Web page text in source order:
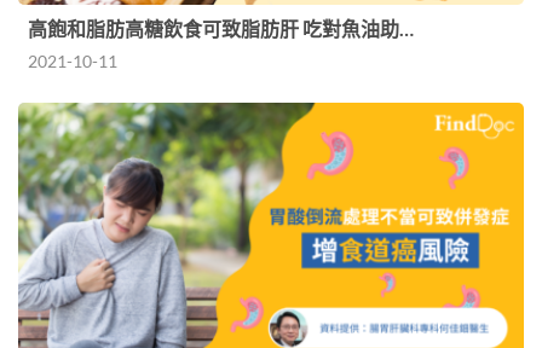
高飽和脂肪高糖飲食可致脂肪肝 吃對魚油助…
2021-10-11